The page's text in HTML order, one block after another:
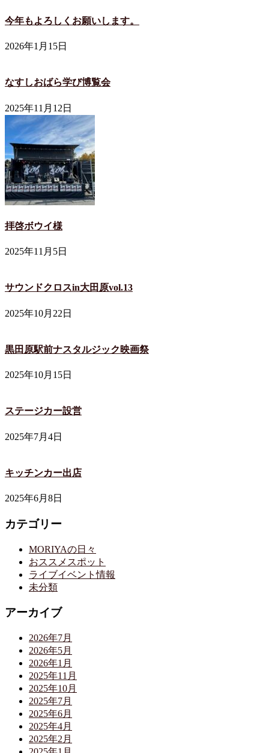
今年もよろしくお願いします。
2026年1月15日
なすしおばら学び博覧会
2025年11月12日
拝啓ボウイ様
2025年11月5日
サウンドクロスin大田原vol.13
2025年10月22日
黒田原駅前ナスタルジック映画祭
2025年10月15日
ステージカー設営
2025年7月4日
キッチンカー出店
2025年6月8日
カテゴリー
MORIYAの日々
おススメスポット
ライブイベント情報
未分類
アーカイブ
2026年7月
2026年5月
2026年1月
2025年11月
2025年10月
2025年7月
2025年6月
2025年4月
2025年2月